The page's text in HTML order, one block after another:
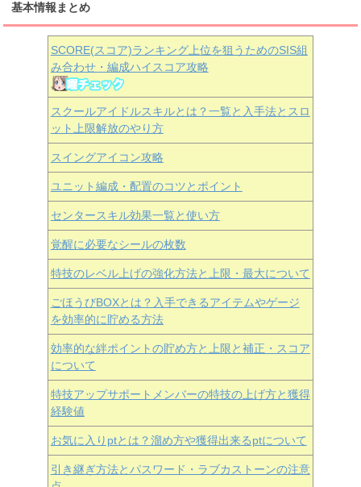
基本情報まとめ
SCORE(スコア)ランキング上位を狙うためのSIS組
み合わせ・編成ハイスコア攻略
スクールアイドルスキルとは？一覧と入手法とスロ
ット上限解放のやり方
スイングアイコン攻略
ユニット編成・配置のコツとポイント
センタースキル効果一覧と使い方
覚醒に必要なシールの枚数
特技のレベル上げの強化方法と上限・最大について
ごほうびBOXとは？入手できるアイテムやゲージ
を効率的に貯める方法
効率的な絆ポイントの貯め方と上限と補正・スコア
について
特技アップサポートメンバーの特技の上げ方と獲得
経験値
お気に入りptとは？溜め方や獲得出来るptについて
引き継ぎ方法とパスワード・ラブカストーンの注意